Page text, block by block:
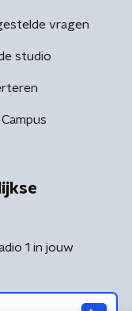
vragen
studio
1 in jouw